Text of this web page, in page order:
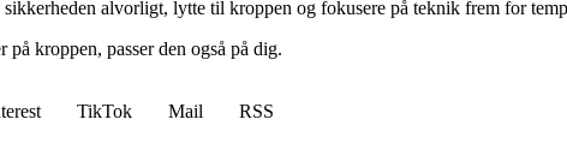
alvorligt, lytte til kroppen og fokusere på teknik frem for
kroppen, passer den også på dig.
TikTok Mail
RSS